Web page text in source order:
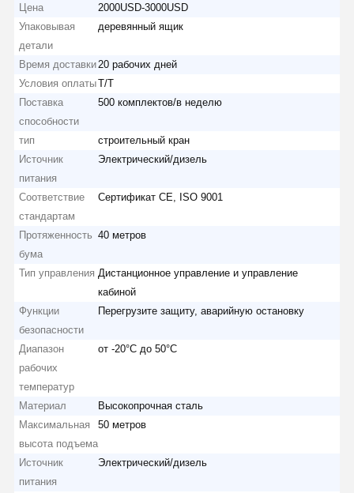
Цена
2000USD-3000USD
Упаковывая
детали
деревянный ящик
Время доставки 20 рабочих дней
Условия оплатыТ/Т
Поставка
способности
500 комплектов/в неделю
тип
строительный кран
Источник
питания
Электрический/дизель
Соответствие
стандартам
Сертификат CE, ISO 9001
Протяженность
бума
40 метров
Тип управления Дистанционное управление и управление
кабиной
Функции
безопасности
Перегрузите защиту, аварийную остановку
Диапазон
рабочих
температур
от -20°С до 50°С
Материал
Высокопрочная сталь
Максимальная
высота подъема
50 метров
Источник
питания
Электрический/дизель